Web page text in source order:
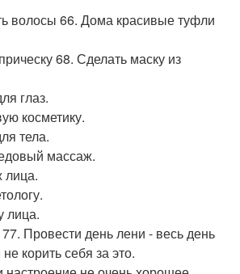
волосы 66. Дома красивые туфли
68. Сделать маску из
глаз.
косметику.
тела.
массаж.
лица.
лица.
Провести день лени - весь день
корить себя за это.